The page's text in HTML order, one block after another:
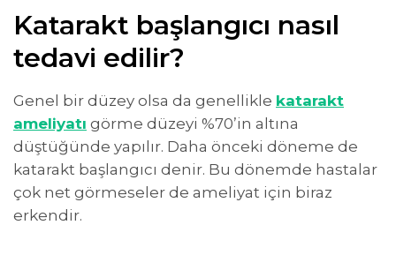
Katarakt başlangıcı nasıl
tedavi edilir?
Genel bir düzey olsa da genellikle katarakt
ameliyatı görme düzeyi %70’in altına
düştüğünde yapılır. Daha önceki döneme de
katarakt başlangıcı denir. Bu dönemde hastalar
çok net görmeseler de ameliyat için biraz
erkendir.